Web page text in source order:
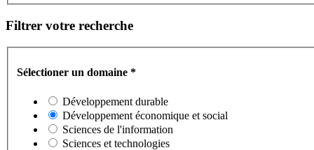
Filtrer votre recherche
Sélectioner un domaine *
Développement durable
Développement économique et social
Sciences de l'information
Sciences et technologies